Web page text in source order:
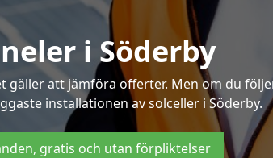
i Söderby
att jämföra offerter. Men om du
installationen av solceller i Söderby.
gratis och utan förpliktelser